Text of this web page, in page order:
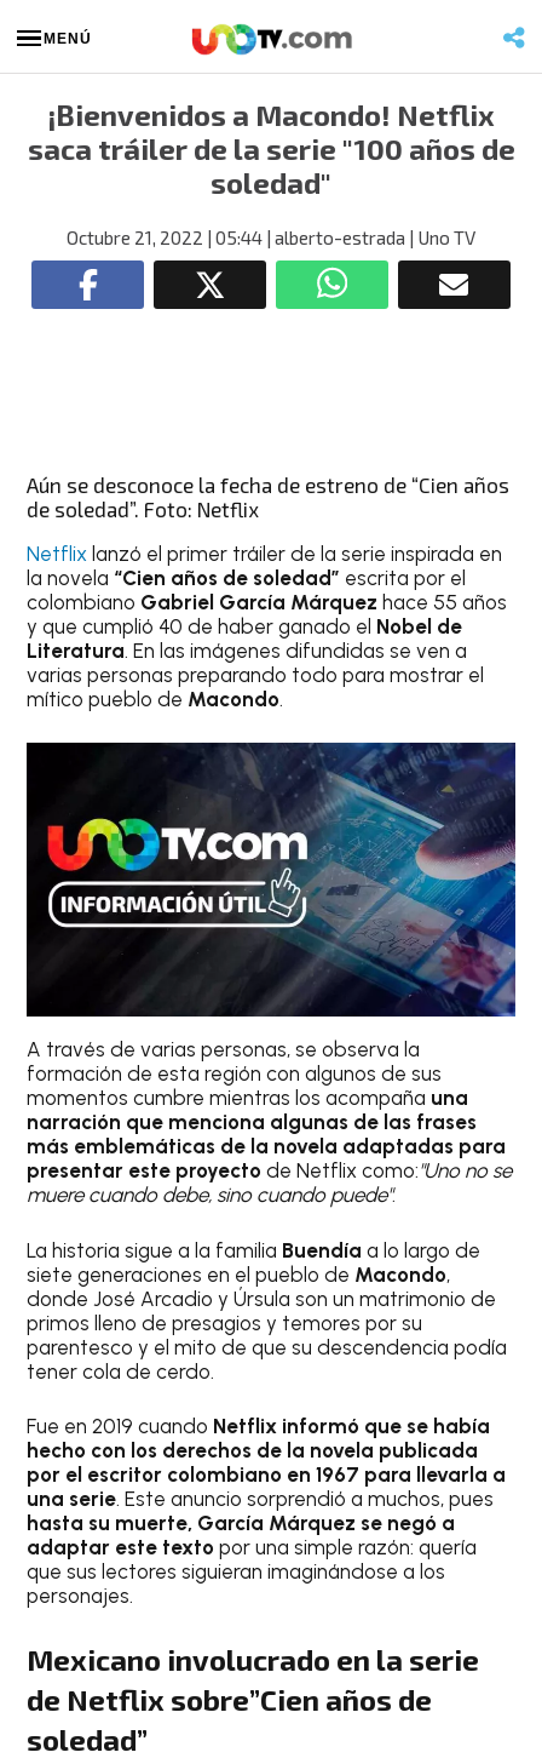
MENÚ
¡Bienvenidos a Macondo! Netflix
saca tráiler de la serie "100 años de
soledad"
Octubre 21, 2022 | 05:44 | alberto-estrada | Uno TV
Aún se desconoce la fecha de estreno de “Cien años
de soledad”. Foto: Netflix
Netflix lanzó el primer tráiler de la serie inspirada en
la novela “Cien años de soledad” escrita por el
colombiano Gabriel García Márquez hace 55 años
y que cumplió 40 de haber ganado el Nobel de
Literatura. En las imágenes difundidas se ven a
varias personas preparando todo para mostrar el
mítico pueblo de Macondo.
A través de varias personas, se observa la
formación de esta región con algunos de sus
momentos cumbre mientras los acompaña una
narración que menciona algunas de las frases
más emblemáticas de la novela adaptadas para
presentar este proyecto de Netflix como:"Uno no se
muere cuando debe, sino cuando puede".
La historia sigue a la familia Buendíaa lo largo de
siete generaciones en el pueblo de Macondo,
donde José Arcadio y Úrsula son un matrimonio de
primos lleno de presagios y temores por su
parentesco y el mito de que su descendencia podía
tener cola de cerdo.
Fue en 2019 cuando Netflix informó que se había
hecho con los derechos de la novela publicada
por el escritor colombiano en 1967 para llevarla a
una serie. Este anuncio sorprendió a muchos, pues
hasta su muerte, García Márquez se negó a
adaptar este texto por una simple razón: quería
que sus lectores siguieran imaginándose a los
personajes.
Mexicano involucrado en la serie
de Netflix sobre”Cien años de
soledad”